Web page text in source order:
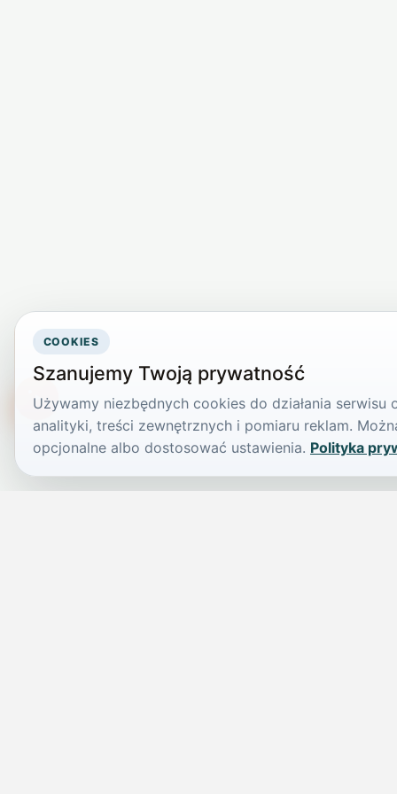
COOKIES
Szanujemy Twoją prywatność
Używamy niezbędnych cookies do działania
analityki, treści zewnętrznych i pomiaru reklam.
opcjonalne albo dostosować ustawienia. Polityka
TikTokowa Jelonka